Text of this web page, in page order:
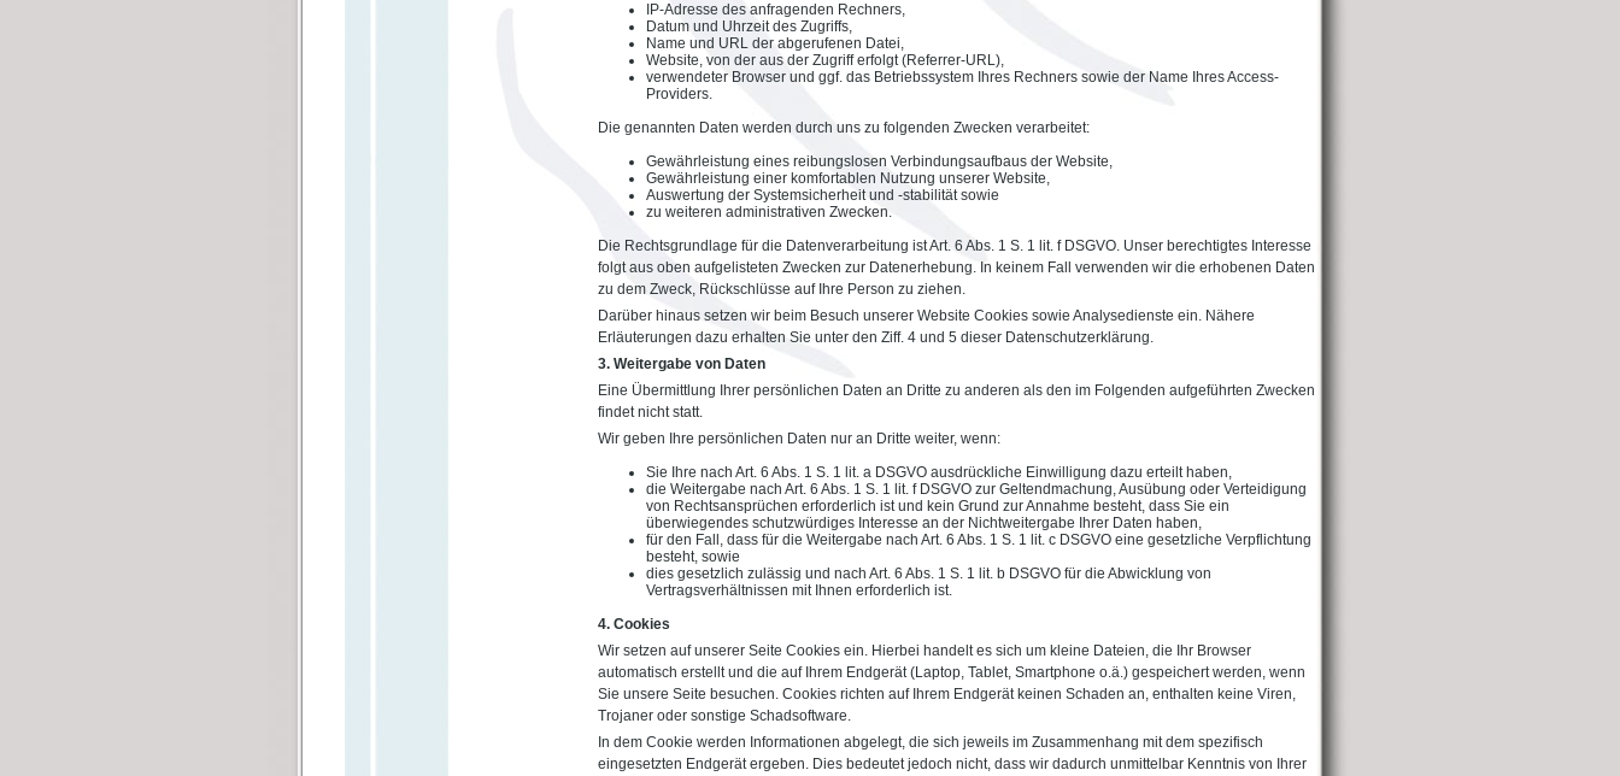
IP-Adresse des anfragenden Rechners,
Datum und Uhrzeit des Zugriffs,
Name und URL der abgerufenen Datei,
Website, von der aus der Zugriff erfolgt (Referrer-URL),
verwendeter Browser und ggf. das Betriebssystem Ihres Rechners sowie der Name Ihres Access-
Providers.
Die genannten Daten werden durch uns zu folgenden Zwecken verarbeitet:
Gewährleistung eines reibungslosen Verbindungsaufbaus der Website,
Gewährleistung einer komfortablen Nutzung unserer Website,
Auswertung der Systemsicherheit und -stabilität sowie
zu weiteren administrativen Zwecken.
Die Rechtsgrundlage für die Datenverarbeitung ist Art. 6 Abs. 1 S. 1 lit. f DSGVO. Unser berechtigtes Interesse
folgt aus oben aufgelisteten Zwecken zur Datenerhebung. In keinem Fall verwenden wir die erhobenen Daten
zu dem Zweck, Rückschlüsse auf Ihre Person zu ziehen.
Darüber hinaus setzen wir beim Besuch unserer Website Cookies sowie Analysedienste ein. Nähere
Erläuterungen dazu erhalten Sie unter den Ziff. 4 und 5 dieser Datenschutzerklärung.
3. Weitergabe von Daten
Eine Übermittlung Ihrer persönlichen Daten an Dritte zu anderen als den im Folgenden aufgeführten Zwecken
findet nicht statt.
Wir geben Ihre persönlichen Daten nur an Dritte weiter, wenn:
Sie Ihre nach Art. 6 Abs. 1 S. 1 lit. a DSGVO ausdrückliche Einwilligung dazu erteilt haben,
die Weitergabe nach Art. 6 Abs. 1 S. 1 lit. f DSGVO zur Geltendmachung, Ausübung oder Verteidigung
von Rechtsansprüchen erforderlich ist und kein Grund zur Annahme besteht, dass Sie ein
überwiegendes schutzwürdiges Interesse an der Nichtweitergabe Ihrer Daten haben,
für den Fall, dass für die Weitergabe nach Art. 6 Abs. 1 S. 1 lit. c DSGVO eine gesetzliche Verpflichtung
besteht, sowie
dies gesetzlich zulässig und nach Art. 6 Abs. 1 S. 1 lit. b DSGVO für die Abwicklung von
Vertragsverhältnissen mit Ihnen erforderlich ist.
4. Cookies
Wir setzen auf unserer Seite Cookies ein. Hierbei handelt es sich um kleine Dateien, die Ihr Browser
automatisch erstellt und die auf Ihrem Endgerät (Laptop, Tablet, Smartphone o.ä.) gespeichert werden, wenn
Sie unsere Seite besuchen. Cookies richten auf Ihrem Endgerät keinen Schaden an, enthalten keine Viren,
Trojaner oder sonstige Schadsoftware.
In dem Cookie werden Informationen abgelegt, die sich jeweils im Zusammenhang mit dem spezifisch
eingesetzten Endgerät ergeben. Dies bedeutet jedoch nicht, dass wir dadurch unmittelbar Kenntnis von Ihrer